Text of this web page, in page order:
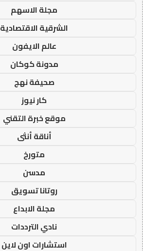
مجلة الاسهم
الشرقية الاقتصادية
عالم الايفون
مدونة كوكان
صحيفة نهج
كار نيوز
موقع خبرة التقني
أناقة أنثى
متورخ
مدسن
روتانا تسويق
مجلة الابداع
نادي الترددات
استشارات اون لاين